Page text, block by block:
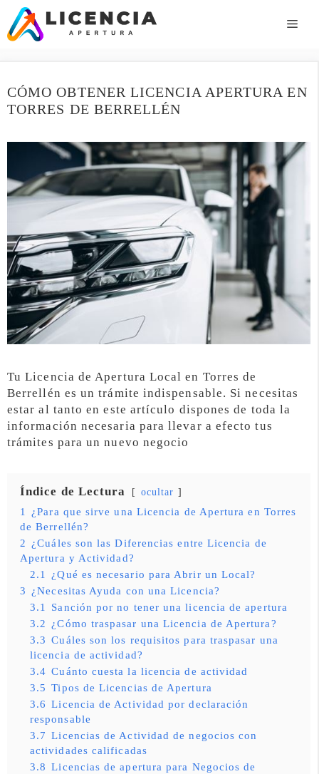
Saltar
contenido
CÓMO OBTENER LICENCIA APERTURA EN
TORRES DE BERRELLÉN
Tu Licencia de Apertura Local en Torres de
Berrellén es un trámite indispensable. Si necesitas
estar al tanto en este artículo dispones de toda la
información necesaria para llevar a efecto tus
trámites para un nuevo negocio
Índice de Lectura ocultar
1
¿Para que sirve una Licencia de Apertura en Torres
de Berrellén?
2 ¿Cuáles son las Diferencias entre Licencia de
Apertura y Actividad?
2.1
¿Qué es necesario para Abrir un Local?
3 ¿Necesitas Ayuda con una Licencia?
3.1
Sanción por no tener una licencia de apertura
3.2 ¿Cómo traspasar una Licencia de Apertura?
3.3 Cuáles son los requisitos para traspasar una
licencia de actividad?
3.4 Cuánto cuesta la licencia de actividad
3.5 Tipos de Licencias de Apertura
3.6 Licencia de Actividad por declaración
responsable
3.7 Licencias de Actividad de negocios con
actividades calificadas
3.8 Licencias de apertura para Negocios de